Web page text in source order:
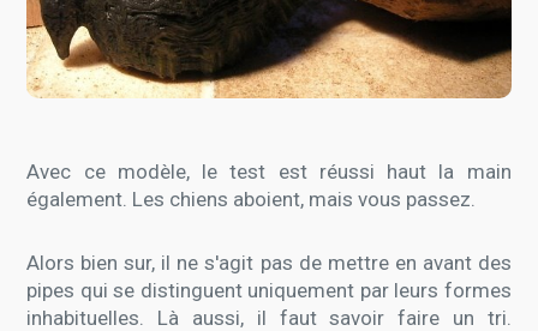
Avec ce modèle, le test est réussi haut la main
également. Les chiens aboient, mais vous passez.
Alors bien sur, il ne s'agit pas de mettre en avant des
pipes qui se distinguent uniquement par leurs formes
inhabituelles. Là aussi, il faut savoir faire un tri.